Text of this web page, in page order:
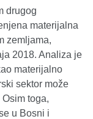
drugog
materijalna
zemljama,
2018. Analiza je
materijalno
sektor može
toga,
u Bosni i